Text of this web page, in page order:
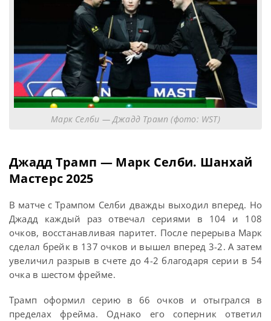
Марк Селби — Джадд Трамп (фото: WST)
Джадд Трамп — Марк Селби. Шанхай
Мастерс 2025
В матче с Трампом Селби дважды выходил вперед. Но
Джадд каждый раз отвечал сериями в 104 и 108
очков, восстанавливая паритет. После перерыва Марк
сделал брейк в 137 очков и вышел вперед 3-2. А затем
увеличил разрыв в счете до 4-2 благодаря серии в 54
очка в шестом фрейме.
Трамп оформил серию в 66 очков и отыгрался в
пределах фрейма. Однако его соперник ответил